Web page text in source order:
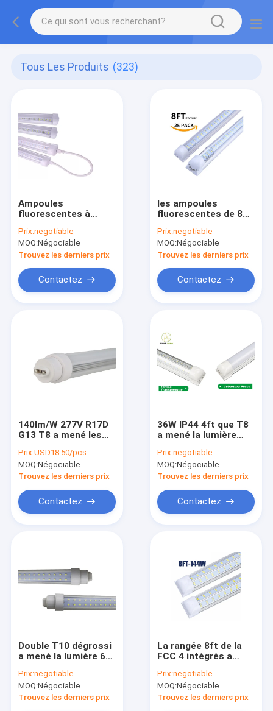
Tous Les Produits (323)
Ampoules
fluorescentes à
8 pi T8
Prix:negotiable
MOQ:Négociable
Trouvez les derniers prix
Contactez
les ampoules
fluorescentes de 8
choisissent Pin FA8
Prix:negotiable
MOQ:Négociable
Trouvez les derniers prix
Contactez
140lm/W 277V R17D
G13 T8 a mené les
fluorescentes du
tube 3500lm T12
Prix:USD18.50/pcs
MOQ:Négociable
Trouvez les derniers prix
Contactez
36W IP44 4ft que T8
a mené la lumière
mené l'intense
luminosité intégré du
tube T8
Prix:negotiable
MOQ:Négociable
Trouvez les derniers prix
Contactez
Double T10 dégrossi
a mené la lumière 6ft
60W de tube
Prix:negotiable
MOQ:Négociable
Trouvez les derniers prix
La rangée 8ft de la
FCC 4 intégrés a
144W 2435*31*33Mm
de tube
Prix:negotiable
MOQ:Négociable
Trouvez les derniers prix